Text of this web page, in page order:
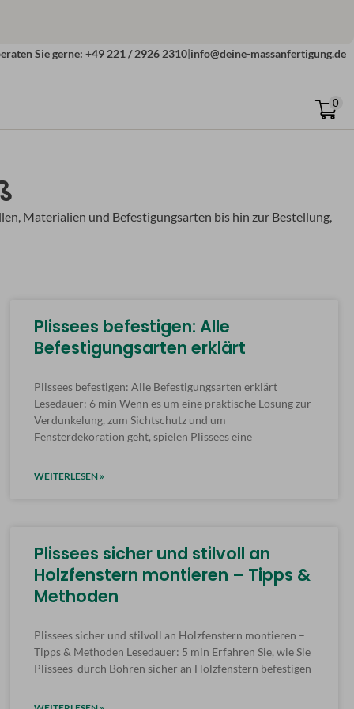
Sie gerne: +49 221 / 2926 2310|info@deine-massanfertigung.de
0
Materialien und Befestigungsarten bis hin zur Bestellung,
Plissees befestigen: Alle
Befestigungsarten erklärt
Plissees befestigen: Alle Befestigungsarten erklärt
Lesedauer: 6 min Wenn es um eine praktische Lösung zur
Verdunkelung, zum Sichtschutz und um
Fensterdekoration geht, spielen Plissees eine
WEITERLESEN »
Plissees sicher und stilvoll an
Holzfenstern montieren – Tipps &
Methoden
Plissees sicher und stilvoll an Holzfenstern montieren –
Tipps & Methoden Lesedauer: 5 min Erfahren Sie, wie Sie
Plissees durch Bohren sicher an Holzfenstern befestigen